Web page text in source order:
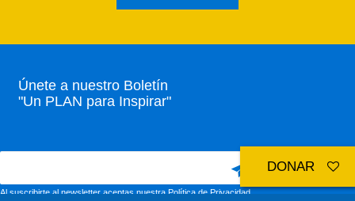
Únete a nuestro Boletín
"Un PLAN para Inspirar"
Al suscribirte al newsletter aceptas nuestraPolítica de Privacidad
DONAR